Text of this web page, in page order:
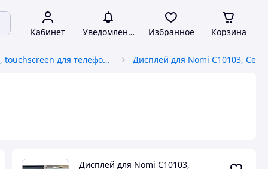
Кабинет Уведомления Избранное Корзина
Дисплей, touchscreen для телефонов
Дисплей для Nomi C10103,